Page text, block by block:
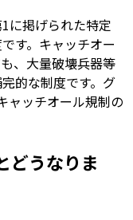
に掲げられた特定
す。キャッチオー
、大量破壊兵器等
的な制度です。グ
ャッチオール規制の
どうなりま